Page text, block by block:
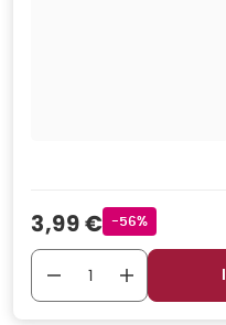
Verkaufspreis
3,99 €Rabattstempel
-56%